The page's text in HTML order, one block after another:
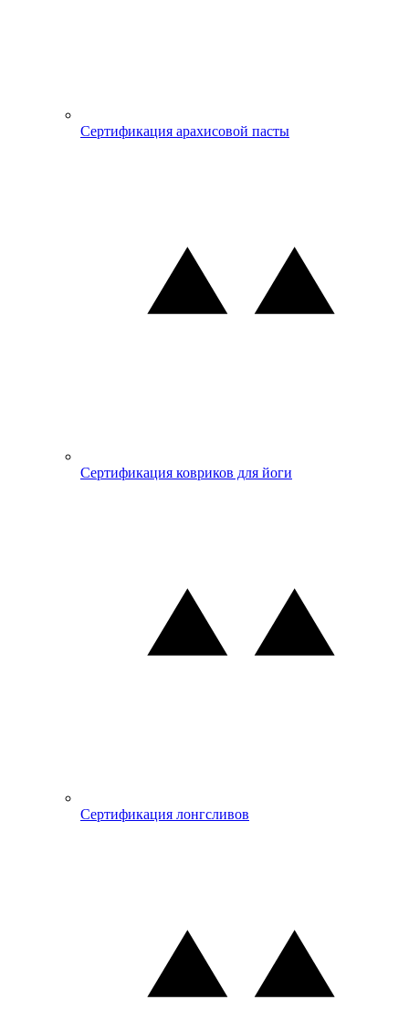
Сертификация арахисовой пасты
Сертификация ковриков для йоги
Сертификация лонгсливов